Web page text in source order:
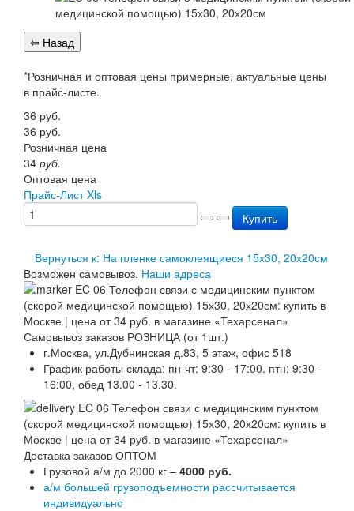
Перезарядка ОП
Перезарядка ОУ
Перезарядка ОВП
Оплата
О нас
Публичная оферта
Вопрос-Ответ
Контакты
*Розничная и оптовая цены примерные, актуальные цены
в прайс-листе.
36 руб.
36 руб.
Розничная цена
34 руб.
Оптовая цена
Прайс-Лист Xls
Купить
Вернуться к: На пленке самоклеящиеся 15х30, 20х20см
Возможен самовывоз. Наши адреса
Самовывоз заказов РОЗНИЦА (от 1шт.)
г.Москва, ул.Дубнинская д.83, 5 этаж, офис 518
График работы склада: пн-чт: 9:30 - 17:00. птн: 9:30 -
16:00, обед 13.00 - 13.30.
Доставка заказов ОПТОМ
Грузовой а/м до 2000 кг – 4000 руб.
а/м большей грузоподъемности рассчитывается
индивидуально